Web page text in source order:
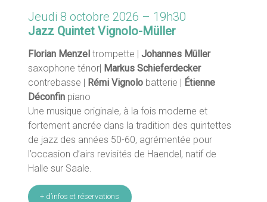
Jeudi 8 octobre 2026 – 19h30
Jazz Quintet Vignolo-Müller
Florian Menzel trompette |Johannes Müller
saxophone ténor| Markus Schieferdecker
contrebasse | Rémi Vignolo batterie | Étienne
Déconfin piano
Une musique originale, à la fois moderne et
fortement ancrée dans la tradition des quintettes
de jazz des années 50-60, agrémentée pour
l’occasion d’airs revisités de Haendel, natif de
Halle sur Saale.
+ d’infos et réservations